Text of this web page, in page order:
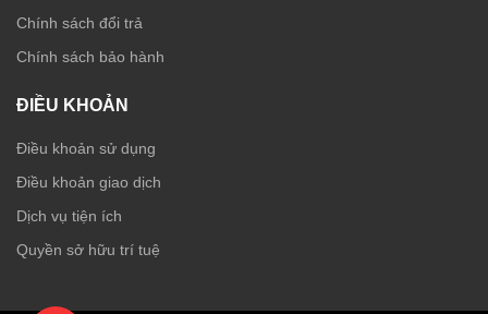
Chính sách đổi trả
Chính sách bảo hành
ĐIỀU KHOẢN
Điều khoản sử dụng
Điều khoản giao dịch
Dịch vụ tiện ích
Quyền sở hữu trí tuệ